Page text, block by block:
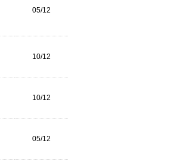
05/12
10/12
10/12
05/12